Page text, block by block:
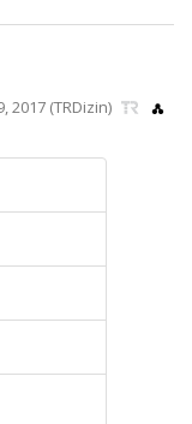
2017 (TRDizin)